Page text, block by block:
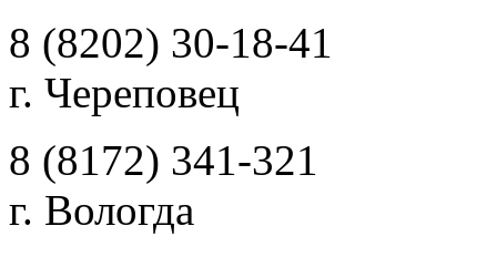
8 (8202) 30-18-41
г. Череповец
8 (8172) 341-321
г. Вологда